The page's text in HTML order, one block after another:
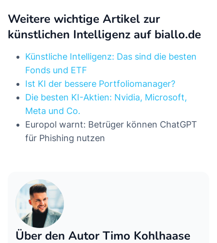
Weitere wichtige Artikel zur
künstlichen Intelligenz auf biallo.de
Künstliche Intelligenz: Das sind die besten
Fonds und ETF
Ist KI der bessere Portfoliomanager?
Die besten KI-Aktien: Nvidia, Microsoft,
Meta und Co.
Europol warnt: Betrüger können ChatGPT
für Phishing nutzen
Über den Autor Timo Kohlhaase